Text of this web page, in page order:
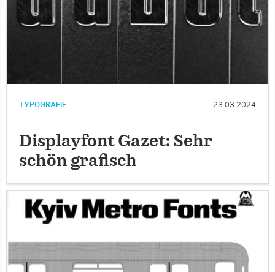
TYPOGRAFIE 23.03.2024
Displayfont Gazet: Sehr
schön grafisch